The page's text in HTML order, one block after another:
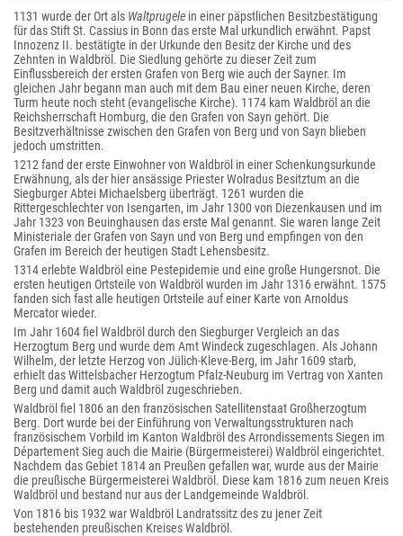
1131 wurde der Ort als Waltprugele in einer päpstlichen Besitzbestätigung
für das Stift St. Cassius in Bonn das erste Mal urkundlich erwähnt. Papst
Innozenz II. bestätigte in der Urkunde den Besitz der Kirche und des
Zehnten in Waldbröl. Die Siedlung gehörte zu dieser Zeit zum
Einflussbereich der ersten Grafen von Berg wie auch der Sayner. Im
gleichen Jahr begann man auch mit dem Bau einer neuen Kirche, deren
Turm heute noch steht (evangelische Kirche). 1174 kam Waldbröl an die
Reichsherrschaft Homburg, die den Grafen von Sayn gehört. Die
Besitzverhältnisse zwischen den Grafen von Berg und von Sayn blieben
jedoch umstritten.
1212 fand der erste Einwohner von Waldbröl in einer Schenkungsurkunde
Erwähnung, als der hier ansässige Priester Wolradus Besitztum an die
Siegburger Abtei Michaelsberg überträgt. 1261 wurden die
Rittergeschlechter von Isengarten, im Jahr 1300 von Diezenkausen und im
Jahr 1323 von Beuinghausen das erste Mal genannt. Sie waren lange Zeit
Ministeriale der Grafen von Sayn und von Berg und empfingen von den
Grafen im Bereich der heutigen Stadt Lehensbesitz.
1314 erlebte Waldbröl eine Pestepidemie und eine große Hungersnot. Die
ersten heutigen Ortsteile von Waldbröl wurden im Jahr 1316 erwähnt. 1575
fanden sich fast alle heutigen Ortsteile auf einer Karte von Arnoldus
Mercator wieder.
Im Jahr 1604 fiel Waldbröl durch den Siegburger Vergleich an das
Herzogtum Berg und wurde dem Amt Windeck zugeschlagen. Als Johann
Wilhelm, der letzte Herzog von Jülich-Kleve-Berg, im Jahr 1609 starb,
erhielt das Wittelsbacher Herzogtum Pfalz-Neuburg im Vertrag von Xanten
Berg und damit auch Waldbröl zugeschrieben.
Waldbröl fiel 1806 an den französischen Satellitenstaat Großherzogtum
Berg. Dort wurde bei der Einführung von Verwaltungsstrukturen nach
französischem Vorbild im Kanton Waldbröl des Arrondissements Siegen im
Département Sieg auch die Mairie (Bürgermeisterei) Waldbröl eingerichtet.
Nachdem das Gebiet 1814 an Preußen gefallen war, wurde aus der Mairie
die preußische Bürgermeisterei Waldbröl. Diese kam 1816 zum neuen Kreis
Waldbröl und bestand nur aus der Landgemeinde Waldbröl.
Von 1816 bis 1932 war Waldbröl Landratssitz des zu jener Zeit
bestehenden preußischen Kreises Waldbröl.